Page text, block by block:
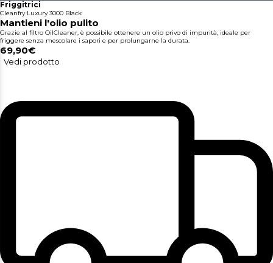
Friggitrici
Cleanfry Luxury 3000 Black
Mantieni l'olio pulito
Grazie al filtro OilCleaner, è possibile ottenere un olio privo di impurità, ideale per
friggere senza mescolare i sapori e per prolungarne la durata.
69,90€
Vedi prodotto